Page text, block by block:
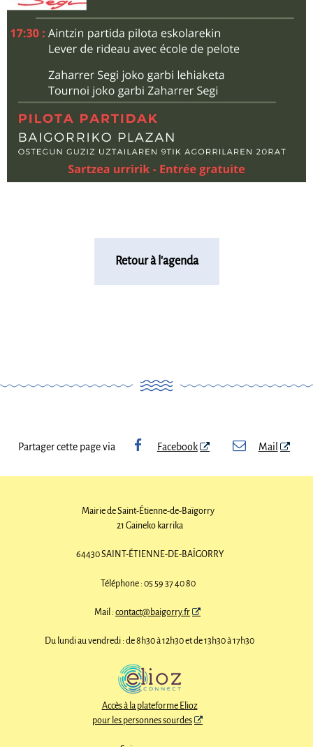
Retour à l'agenda
Partager cette page via Facebook Mail
Mairie de Saint-Étienne-de-Baïgorry
21 Gaineko karrika
64430 SAINT-ÉTIENNE-DE-BAÏGORRY
Téléphone : 05 59 37 40 80
Mail :contact@baigorry.fr
Du lundi au vendredi : de 8h30 à 12h30 et de 13h30 à 17h30
Accès à la plateforme Elioz
pour les personnes sourdes